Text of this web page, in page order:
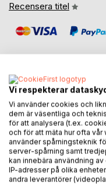
Recensera titel
BESKRIVNING
En guide till att finna
om meditation,
kombination med
reflektera över.
Vi respekterar
Vi använder cookies och
dem är väsentliga och
för att analysera (t.ex.
och för att mäta hur ofta
använder spårningsteknik
server-spårning samt
kan innebära användning
IP-adresser på olika
andra leverantörer